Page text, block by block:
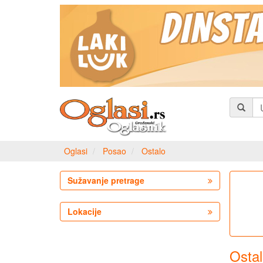
Oglasi Posao Ostalo
Sužavanje pretrage
Lokacije